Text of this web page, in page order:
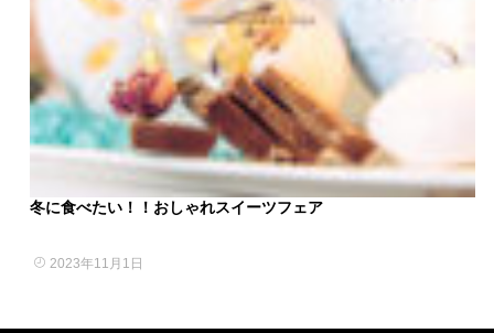
冬に食べたい！！おしゃれスイーツフェア
2023年11月1日